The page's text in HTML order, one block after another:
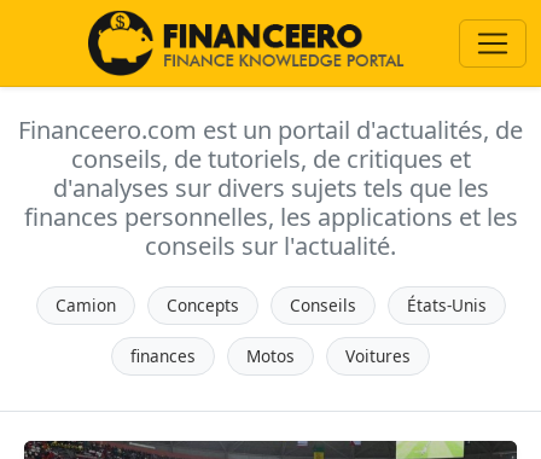
Financeero.com est un portail d'actualités, de
conseils, de tutoriels, de critiques et
d'analyses sur divers sujets tels que les
finances personnelles, les applications et les
conseils sur l'actualité.
Camion Concepts Conseils États-Unis
finances Motos Voitures